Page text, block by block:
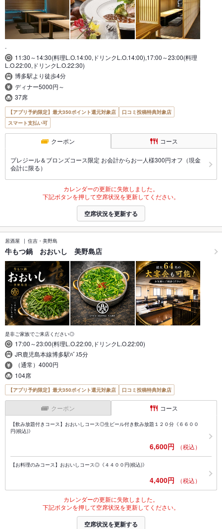
-
11:30～14:30(料理L.O.14:00,ドリンクL.O.14:00),17:00～23:00(料理
L.O.22:00,ドリンクL.O.22:30)
博多駅より徒歩4分
ディナー5000円～
37席
【アプリ予約限定】最大350ポイント還元対象店
口コミ投稿特典対象店
スマート支払い可
クーポン コース
プレジール＆ブロンズコース限定 お会計からお一人様300円オフ（現金
会計に限る）
カレンダーの更新に失敗しました。
下記ボタンを押して空席状況を更新してください。
空席状況を更新する
居酒屋 住吉・美野島
牛もつ鍋 おおいし 美野島店
是非ご家族でご来店ください◎
17:00～23:00(料理L.O.22:00,ドリンクL.O.22:00)
JR鹿児島本線博多駅ﾊﾞｽ5分
（通常）4000円
104席
【アプリ予約限定】最大350ポイント還元対象店 口コミ投稿特典対象店
クーポン コース
【飲み放題付きコース】おおいしコース◎生ビール付き飲み放題１２０分《６６００
円(税込)》
6,600円 （税込）
【お料理のみコース】おおいしコース◎《４４００円(税込)》
4,400円 （税込）
カレンダーの更新に失敗しました。
下記ボタンを押して空席状況を更新してください。
空席状況を更新する